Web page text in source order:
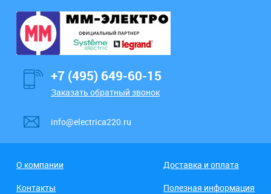
+7 (495) 649-60-15
Заказать обратный звонок
info@electrica220.ru
О компании
Доставка и оплата
Контакты
Полезная информация